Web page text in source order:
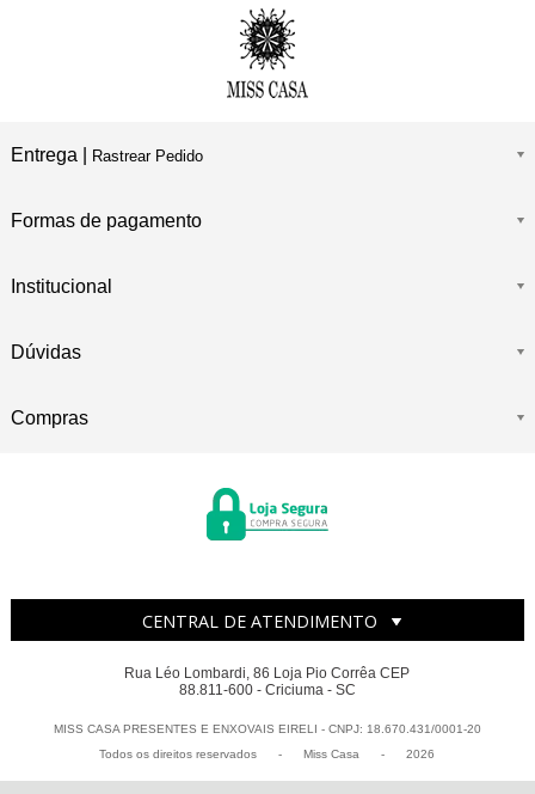
Entrega | Rastrear Pedido
Formas de pagamento
Institucional
Dúvidas
Compras
CENTRAL DE ATENDIMENTO
Rua Léo Lombardi, 86 Loja Pio Corrêa CEP
88.811-600 - Criciuma - SC
MISS CASA PRESENTES E ENXOVAIS EIRELI - CNPJ: 18.670.431/0001-20
Todos os direitos reservados
- Miss Casa - 2026